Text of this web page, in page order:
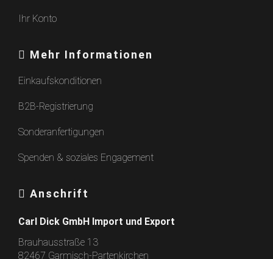
Ihr Konto
Mehr Informationen
Einkaufskonditionen
B2B-Registrierung
Sonderanfertigungen
Spenden & soziales Engagement
Anschrift
Carl Dick GmbH Import und Export
Brauhausstraße 13
82467 Garmisch-Partenkirchen